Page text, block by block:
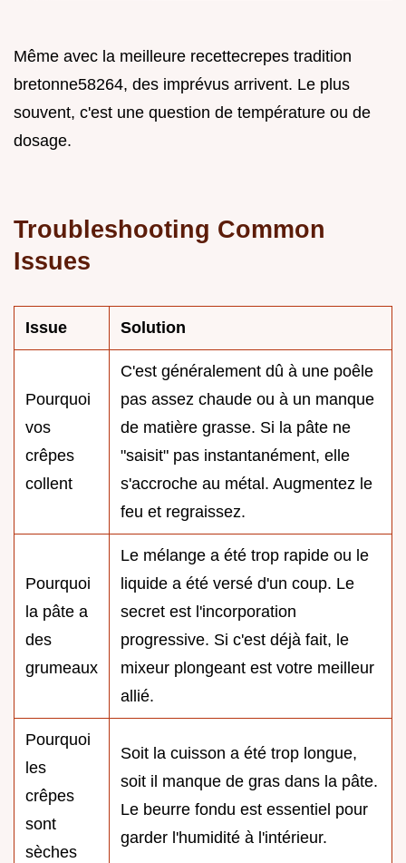
Même avec la meilleure recettecrepes tradition
bretonne58264, des imprévus arrivent. Le plus
souvent, c'est une question de température ou de
dosage.
Troubleshooting Common
Issues
Issue Solution
Pourquoi
vos
crêpes
collent
C'est généralement dû à une poêle
pas assez chaude ou à un manque
de matière grasse. Si la pâte ne
"saisit" pas instantanément, elle
s'accroche au métal. Augmentez le
feu et regraissez.
Pourquoi
la pâte a
des
grumeaux
Le mélange a été trop rapide ou le
liquide a été versé d'un coup. Le
secret est l'incorporation
progressive. Si c'est déjà fait, le
mixeur plongeant est votre meilleur
allié.
Pourquoi
les
crêpes
sont
sèches
Soit la cuisson a été trop longue,
soit il manque de gras dans la pâte.
Le beurre fondu est essentiel pour
garder l'humidité à l'intérieur.